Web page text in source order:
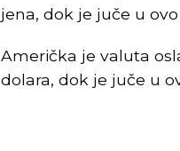
jena, dok je juče u
Američka je valuta
dolara, dok je juče u